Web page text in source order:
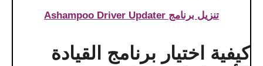
تنزيل برنامج Ashampoo Driver Updater
كيفية اختيار برنامج القيادة